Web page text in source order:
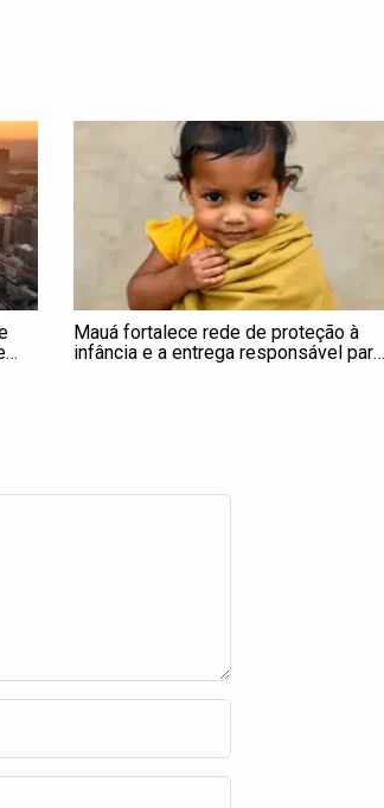
Mauá fortalece rede de proteção à
infância e a entrega responsável para